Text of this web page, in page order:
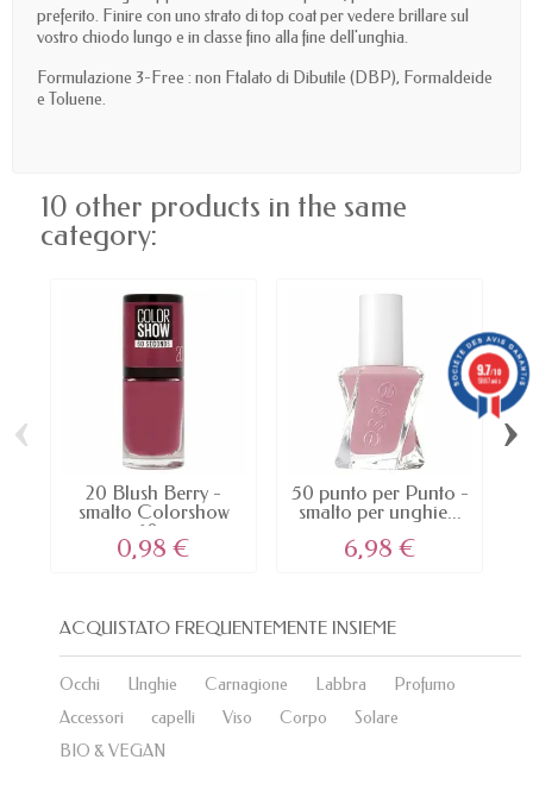
preferito. Finire con uno strato di top coat per vedere brillare sul
vostro chiodo lungo e in classe fino alla fine dell'unghia.
Formulazione 3-Free : non Ftalato di Dibutile (DBP), Formaldeide
e Toluene.
10 other products in the same
category:
20 Blush Berry -
smalto Colorshow
60...
0,98 €
50 punto per Punto -
smalto per unghie...
6,98 €
‹ ›
ACQUISTATO FREQUENTEMENTE INSIEME
Occhi Unghie Carnagione Labbra
Profumo
Accessori
capelli Viso Corpo
Solare
BIO & VEGAN
9.7/10
5887 avis